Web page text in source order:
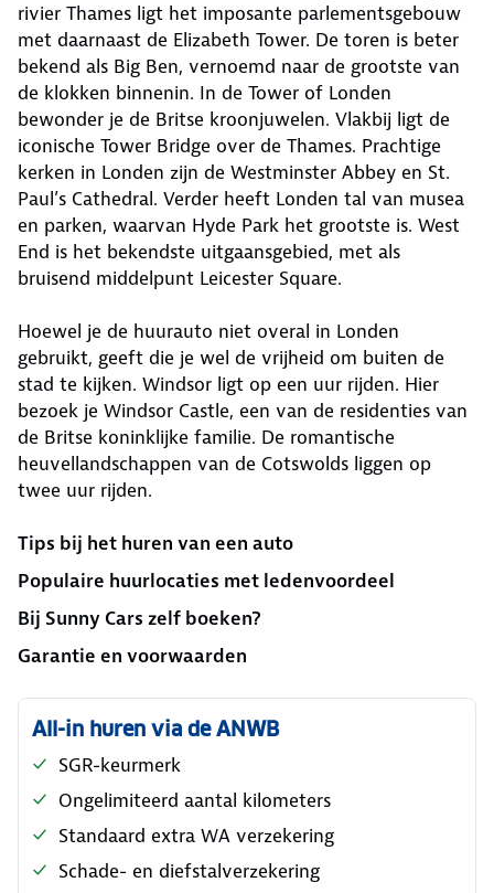
rivier Thames ligt het imposante parlementsgebouw
met daarnaast de Elizabeth Tower. De toren is beter
bekend als Big Ben, vernoemd naar de grootste van
de klokken binnenin. In de Tower of Londen
bewonder je de Britse kroonjuwelen. Vlakbij ligt de
iconische Tower Bridge over de Thames. Prachtige
kerken in Londen zijn de Westminster Abbey en St.
Paul’s Cathedral. Verder heeft Londen tal van musea
en parken, waarvan Hyde Park het grootste is. West
End is het bekendste uitgaansgebied, met als
bruisend middelpunt Leicester Square.
Hoewel je de huurauto niet overal in Londen
gebruikt, geeft die je wel de vrijheid om buiten de
stad te kijken. Windsor ligt op een uur rijden. Hier
bezoek je Windsor Castle, een van de residenties van
de Britse koninklijke familie. De romantische
heuvellandschappen van de Cotswolds liggen op
twee uur rijden.
Tips bij het huren van een auto
Populaire huurlocaties met ledenvoordeel
Bij Sunny Cars zelf boeken?
Garantie en voorwaarden
All-in huren via de ANWB
SGR-keurmerk
Ongelimiteerd aantal kilometers
Standaard extra WA verzekering
Schade- en diefstalverzekering